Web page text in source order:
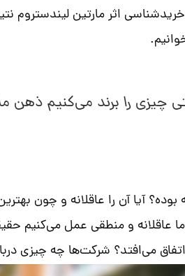
اثر مارتین لیندستروم
چیزی را برند می‌کنیم ذهن
بوده؟ آیا آن را عاقلانه و چون
عاقلانه و منطقی عمل می‌کنیم
می‌افتد؟ شرکت‌ها چه چیزی